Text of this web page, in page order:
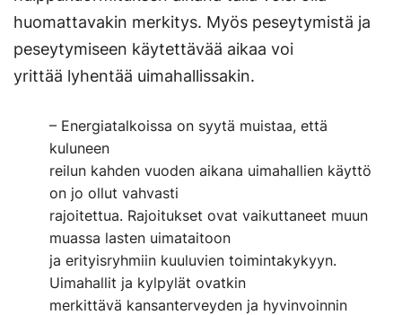
huomattavakin merkitys. Myös peseytymistä ja
peseytymiseen käytettävää aikaa voi
yrittää lyhentää uimahallissakin.
– Energiatalkoissa on syytä muistaa, että
kuluneen
reilun kahden vuoden aikana uimahallien käyttö
on jo ollut vahvasti
rajoitettua. Rajoitukset ovat vaikuttaneet muun
muassa lasten uimataitoon
ja erityisryhmiin kuuluvien toimintakykyyn.
Uimahallit ja kylpylät ovatkin
merkittävä kansanterveyden ja hyvinvoinnin